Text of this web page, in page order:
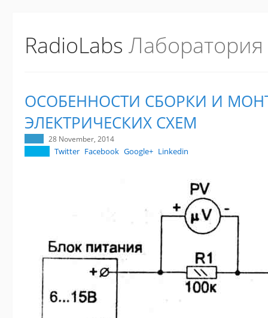
RadioLabs
ОСОБЕННОСТИ СБОРКИ И
ЭЛЕКТРИЧЕСКИХ СХЕМ
28 November, 2014
Twitter Facebook Google+ Linkedin